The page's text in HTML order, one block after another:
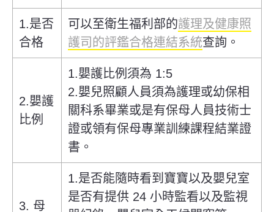
1.是否
合格
可以至衛生福利部的護理及健康照
護司的評鑑合格連結系統查詢。
2.嬰護
比例
1.嬰護比例須為 1:5
2.嬰兒照顧人員須為護理或幼保相
關科系畢業或是有保母人員技術士
證或領有保母專業訓練課程結業證
書。
3. 母
1.是否能隨時看到寶寶以及嬰兒室
是否有提供 24 小時監看以及監視